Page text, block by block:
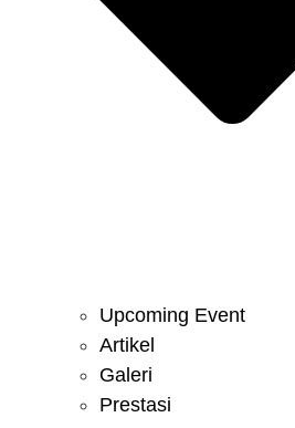
Upcoming Event
Artikel
Galeri
Prestasi